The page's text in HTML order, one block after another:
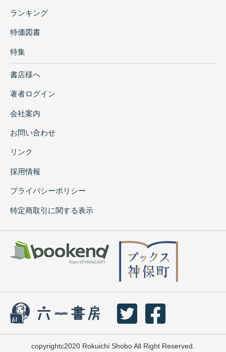
ランキング
特価図書
特集
書店様へ
著者ログイン
会社案内
お問い合わせ
リンク
採用情報
プライバシーポリシー
特定商取引に関する表示
copyrightc2020 Rokuichi Shobo All Right Reserved.